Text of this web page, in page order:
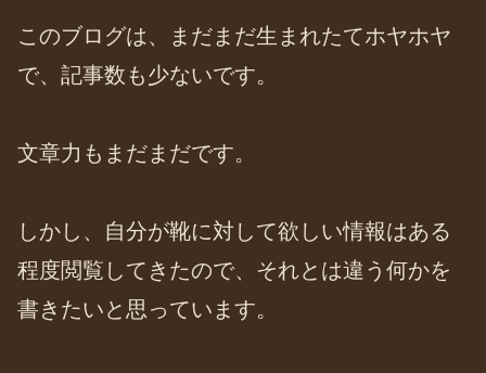
このブログは、まだまだ生まれたてホヤホヤ
で、記事数も少ないです。
文章力もまだまだです。
しかし、自分が靴に対して欲しい情報はある
程度閲覧してきたので、それとは違う何かを
書きたいと思っています。